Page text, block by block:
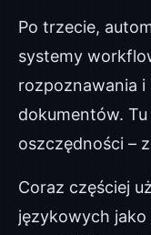
Po trzecie,
systemy
rozpoznawania
dokumentów.
oszczędności –
Coraz częściej
językowych jako